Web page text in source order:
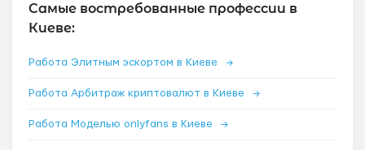
Самые востребованные профессии в
Киеве:
Работа Элитным эскортом в Киеве →
Работа Арбитраж криптовалют в Киеве →
Работа Моделью onlyfans в Киеве →